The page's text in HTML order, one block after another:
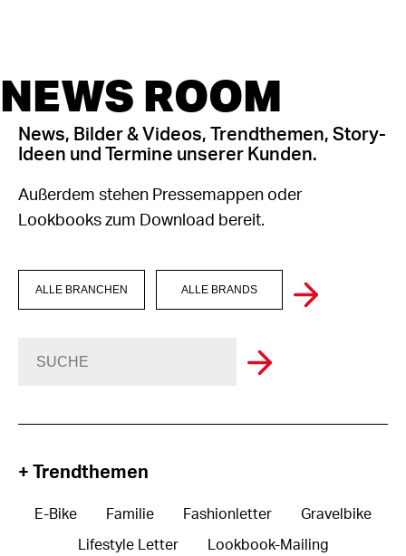
NEWS ROOM
News, Bilder & Videos, Trendthemen, Story-
Ideen und Termine unserer Kunden.
Außerdem stehen Pressemappen oder
Lookbooks zum Download bereit.
ALLE BRANCHEN ALLE BRANDS
+ Trendthemen
E-Bike Familie Fashionletter Gravelbike
Lifestyle Letter Lookbook-Mailing